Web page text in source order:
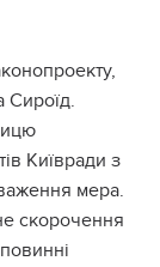
Сироїд.
Київради з
мера.
скорочення